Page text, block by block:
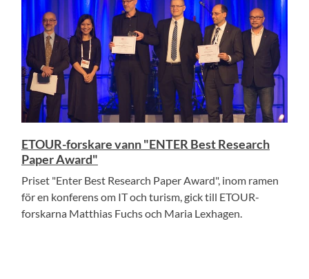
ETOUR-forskare vann "ENTER Best Research
Paper Award"
Priset "Enter Best Research Paper Award", inom ramen
för en konferens om IT och turism, gick till ETOUR-
forskarna Matthias Fuchs och Maria Lexhagen.